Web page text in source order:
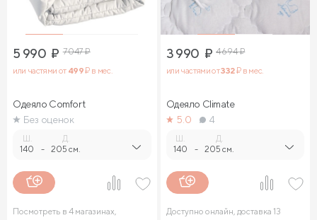
5 990 ₽ 7 047₽
или частями от 499₽ в мес.
Одеяло Comfort
Без оценок
Ш.
140 -
Д.
205 см.
Посмотреть в 4 магазинах,
3 990 ₽ 4 694₽
или частями от332₽ в мес.
Одеяло Climate
5.0
4
Ш.
140 -
Д.
205 см.
Доступно онлайн, доставка 13